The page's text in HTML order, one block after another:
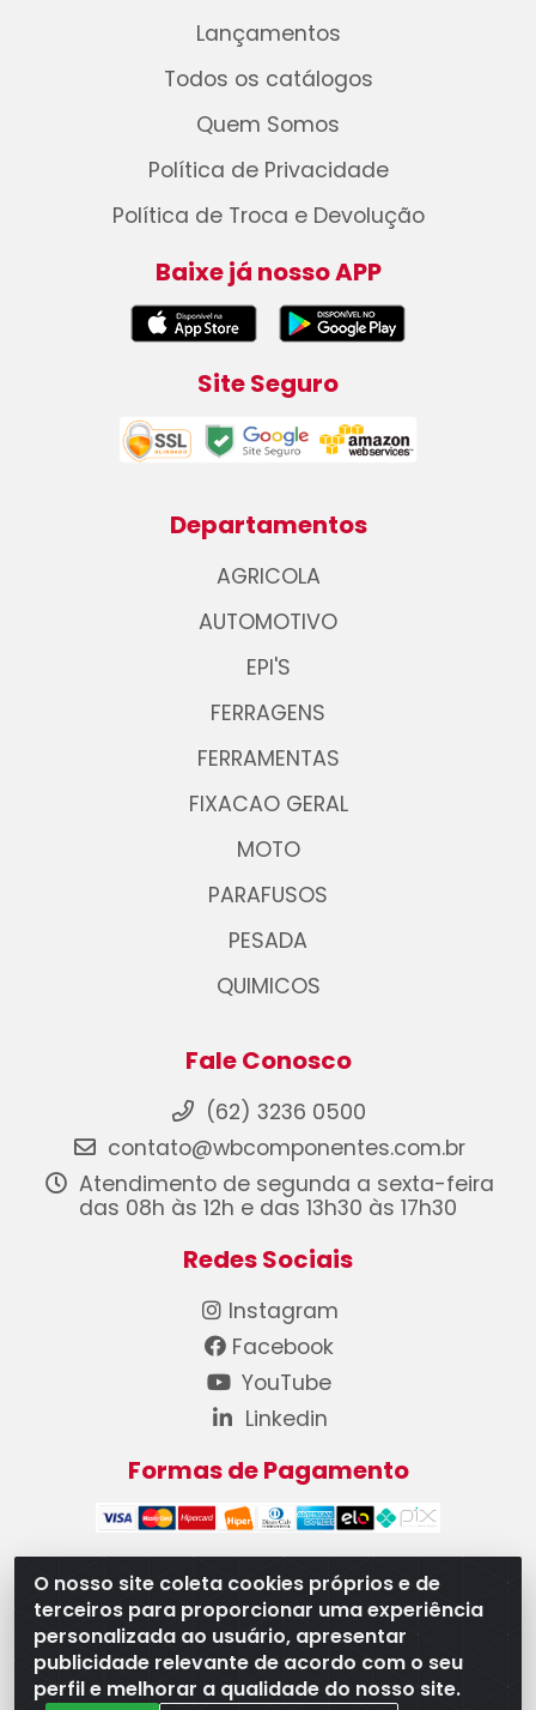
O nosso site coleta cookies próprios e de
terceiros para proporcionar uma experiência
personalizada ao usuário, apresentar
publicidade relevante de acordo com o seu
perfil e melhorar a qualidade do nosso site.
Lançamentos
Todos os catálogos
Quem Somos
Política de Privacidade
Política de Troca e Devolução
Baixe já nosso APP
Site Seguro
Departamentos
AGRICOLA
AUTOMOTIVO
EPI'S
FERRAGENS
FERRAMENTAS
FIXACAO GERAL
MOTO
PARAFUSOS
PESADA
QUIMICOS
Fale Conosco
(62) 3236 0500
contato@wbcomponentes.com.br
Atendimento de segunda a sexta-feira
das 08h às 12h e das 13h30 às 17h30
Redes Sociais
Instagram
Facebook
YouTube
Linkedin
Formas de Pagamento
WB Componentes Automotivos LTDA - CNPJ
08.528.393/0001-12 - Rua do Níquel, 667 - Parque
Oeste Industrial, Goiânia/GO - CEP 74375-660